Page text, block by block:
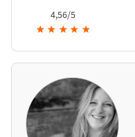
4,56/5
★ ★ ★ ★ ★